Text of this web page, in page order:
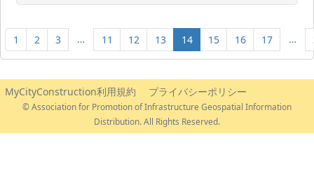
1 2 3 … 11 12 13 14 15 16 17 …
MyCityConstruction利用規約 プライバシーポリシー
© Association for Promotion of Infrastructure Geospatial Information
Distribution. All Rights Reserved.